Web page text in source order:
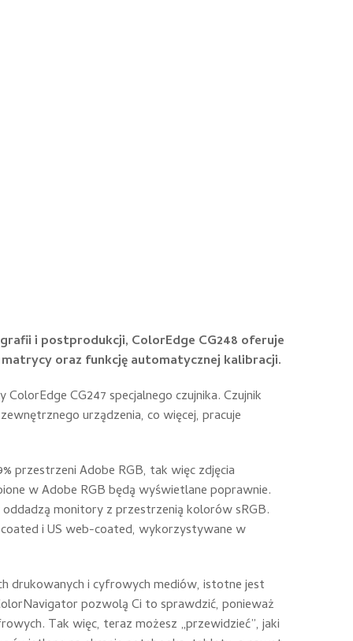
i postprodukcji, ColorEdge CG248 oferuje
oraz funkcję automatycznej kalibracji.
CG247 specjalnego czujnika. Czujnik
urządzenia, co więcej, pracuje
przestrzeni Adobe RGB, tak więc zdjęcia
w Adobe RGB będą wyświetlane poprawnie.
monitory z przestrzenią kolorów sRGB.
i US web-coated, wykorzystywane w
drukowanych i cyfrowych mediów, istotne jest
pozwolą Ci to sprawdzić, ponieważ
Tak więc, teraz możesz „przewidzieć”, jaki